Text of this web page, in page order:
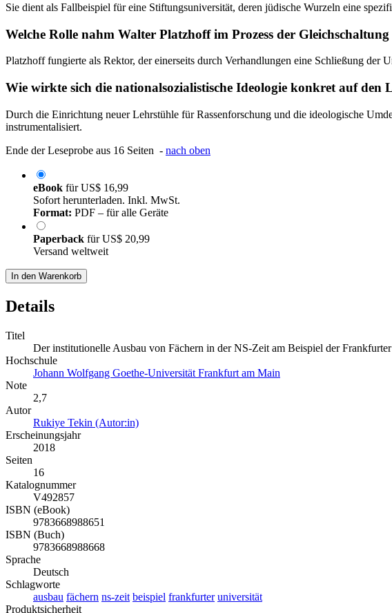
Sie dient als Fallbeispiel für eine Stiftungsuniversität, deren jüdische Wurzeln eine
Welche Rolle nahm Walter Platzhoff im Prozess der Gleichschaltung
Platzhoff fungierte als Rektor, der einerseits durch Verhandlungen eine Schließung der
Wie wirkte sich die nationalsozialistische Ideologie konkret auf den
Durch die Einrichtung neuer Lehrstühle für Rassenforschung und die ideologische
instrumentalisiert.
Ende der Leseprobe aus 16 Seiten - nach oben
eBook fürUS$ 16,99
Sofort herunterladen. Inkl. MwSt.
Format: PDF – für alle Geräte
Paperback fürUS$ 20,99
Versand weltweit
In den Warenkorb
Details
Titel
Der institutionelle Ausbau von Fächern in der NS-Zeit am Beispiel der
Hochschule
Johann Wolfgang Goethe-Universität Frankfurt am Main
Note
2,7
Autor
Rukiye Tekin (Autor:in)
Erscheinungsjahr
2018
Seiten
16
Katalognummer
V492857
ISBN (eBook)
9783668988651
ISBN (Buch)
9783668988668
Sprache
Deutsch
Schlagworte
ausbau fächern ns-zeit beispiel frankfurter universität
Produktsicherheit